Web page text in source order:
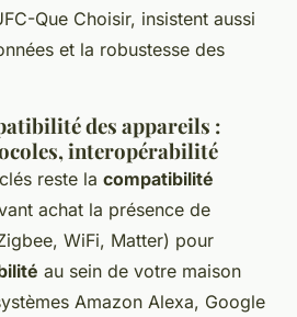
Que Choisir, insistent aussi
et la robustesse des
des appareils :
interopérabilité
reste la compatibilité
achat la présence de
WiFi, Matter) pour
au sein de votre maison
Amazon Alexa, Google